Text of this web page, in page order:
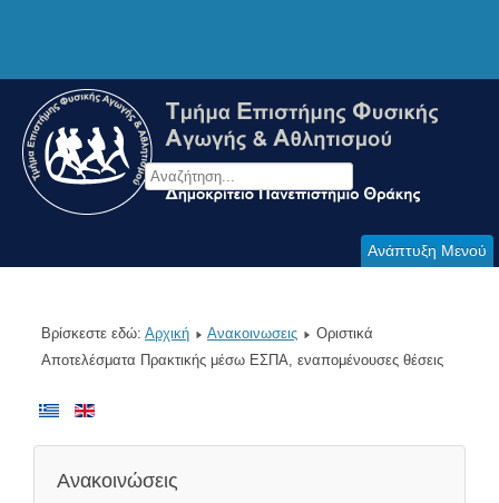
Ανάπτυξη Μενού
Βρίσκεστε εδώ: Αρχική Ανακοινωσεις
Οριστικά
Αποτελέσματα Πρακτικής μέσω ΕΣΠΑ, εναπομένουσες θέσεις
Ανακοινώσεις